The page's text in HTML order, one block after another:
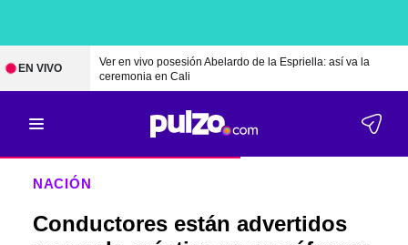
EN VIVO
Ver en vivo posesión Abelardo de la Espriella: así va la
ceremonia en Cali
NACIÓN
Conductores están advertidos